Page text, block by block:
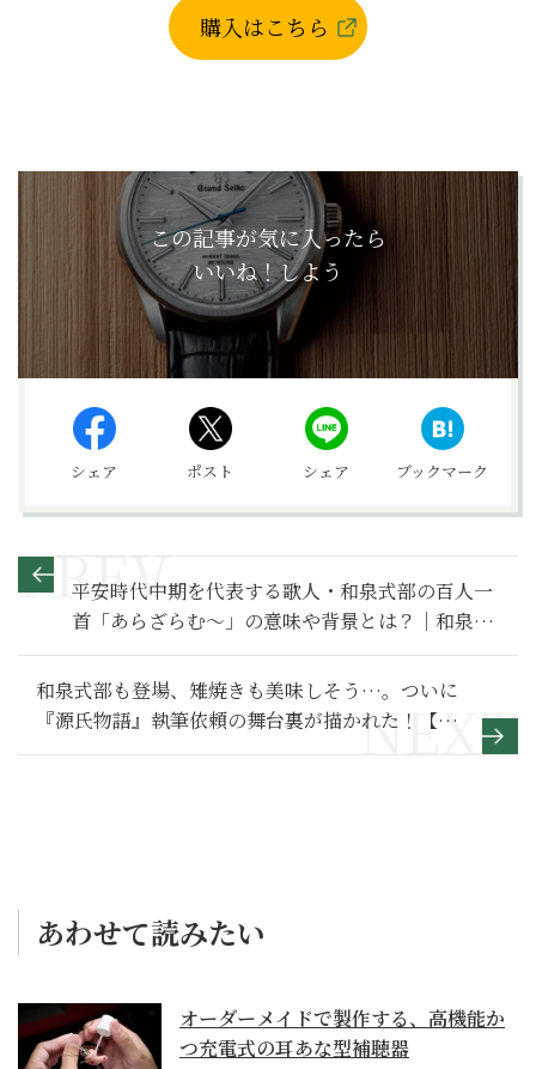
購入はこちら
この記事が気に入ったら
いいね！しよう
シェア ポスト シェア ブックマーク
平安時代中期を代表する歌人・和泉式部の百人一
首「あらざらむ〜」の意味や背景とは？｜和泉式
部の有名な和歌を解説【百人一首入門】
和泉式部も登場、雉焼きも美味しそう…。ついに
『源氏物語』執筆依頼の舞台裏が描かれた！【光
る君へ 満喫リポート】30
あわせて読みたい
オーダーメイドで製作する、高機能か
つ充電式の耳あな型補聴器